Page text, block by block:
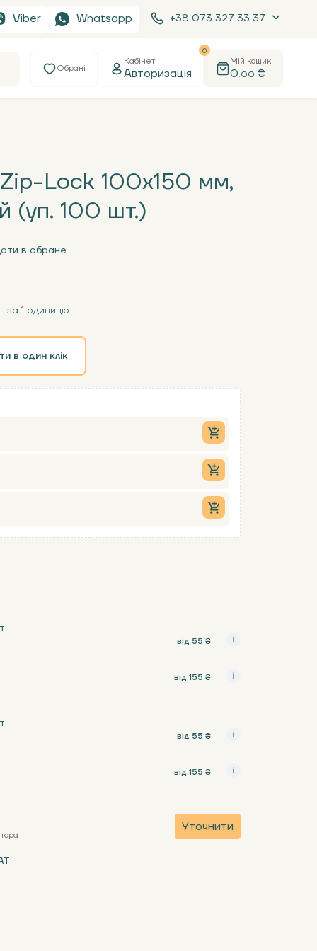
Viber Whatsapp +38 073 327 33 37
Обрані
Кабінет
Авторизація
0
Мій кошик
0.00 ₴
Lock 100х150 мм,
(уп. 100 шт.)
в обране
за 1 одиницю
в один клік
від 55 ₴
від 155 ₴
від 55 ₴
від 155 ₴
Уточнити